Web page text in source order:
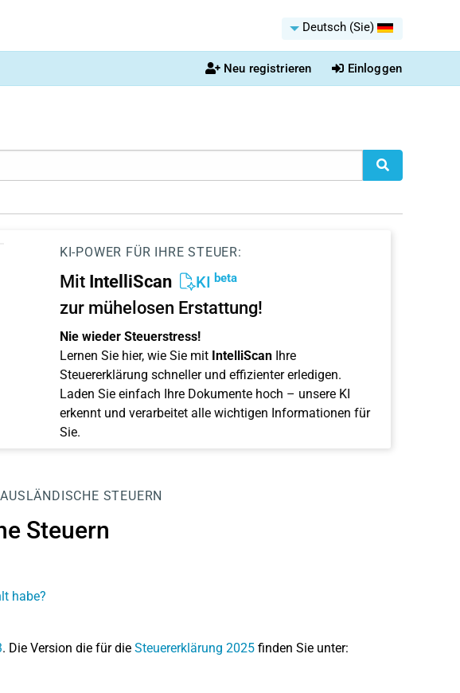
Deutsch (Sie)
Neu registrieren Einloggen
KI-POWER FÜR IHRE STEUER:
Mit IntelliScan KI beta
zur mühelosen Erstattung!
Nie wieder Steuerstress!
Lernen Sie hier, wie Sie mit IntelliScanIhre
Steuererklärung schneller und effizienter erledigen.
Laden Sie einfach Ihre Dokumente hoch – unsere KI
erkennt und verarbeitet alle wichtigen Informationen für
Sie.
STEUERN
Steuern
habe?
. Die Version die für die Steuererklärung 2025finden Sie unter: